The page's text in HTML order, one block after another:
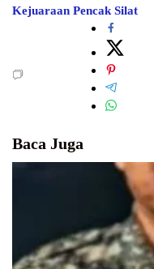
Kejuaraan Pencak Silat
Baca Juga